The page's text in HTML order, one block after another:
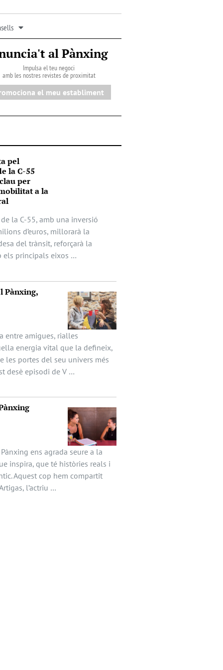
al Pànxing
Impulsa el teu negoci
amb les nostres revistes de proximitat
el meu establiment
pel
la C-55
per
a la
la C-55, amb una inversió
d’euros, millorarà la
del trànsit, reforçarà la
els principals eixos …
Pànxing,
entre amigues, rialles
energia vital que la defineix,
les portes del seu univers més
desè episodi de V …
ens agrada seure a la
inspira, que té històries reals i
Aquest cop hem compartit
l’actriu …